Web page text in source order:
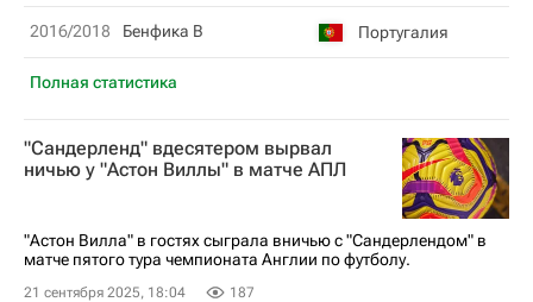
Полная статистика
2016/2018 Бенфика B Португалия
"Сандерленд" вдесятером вырвал
ничью у "Астон Виллы" в матче АПЛ
"Астон Вилла" в гостях сыграла вничью с "Сандерлендом" в
матче пятого тура чемпионата Англии по футболу.
21 сентября 2025, 18:04 187